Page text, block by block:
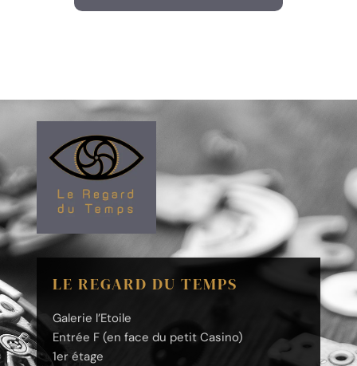
LE REGARD DU TEMPS
Galerie l’Etoile
Entrée F (en face du petit Casino)
1er étage